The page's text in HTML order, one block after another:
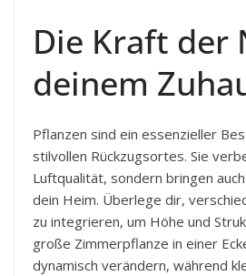
Die Kraft der
deinem
Pflanzen sind ein essenzieller
stilvollen Rückzugsortes. Sie
Luftqualität, sondern bringen
dein Heim. Überlege dir,
zu integrieren, um Höhe und
große Zimmerpflanze in einer
dynamisch verändern, während